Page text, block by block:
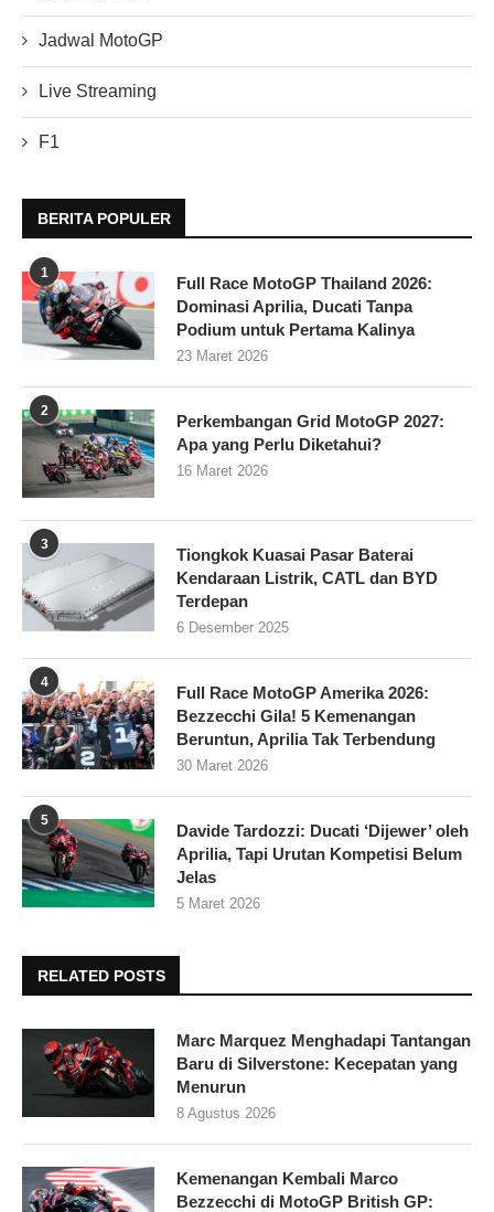
Jadwal MotoGP
Live Streaming
F1
BERITA POPULER
1
Full Race MotoGP Thailand 2026:
Dominasi Aprilia, Ducati Tanpa
Podium untuk Pertama Kalinya
23 Maret 2026
2
Perkembangan Grid MotoGP 2027:
Apa yang Perlu Diketahui?
16 Maret 2026
3
Tiongkok Kuasai Pasar Baterai
Kendaraan Listrik, CATL dan BYD
Terdepan
6 Desember 2025
4
Full Race MotoGP Amerika 2026:
Bezzecchi Gila! 5 Kemenangan
Beruntun, Aprilia Tak Terbendung
30 Maret 2026
5
Davide Tardozzi: Ducati ‘Dijewer’ oleh
Aprilia, Tapi Urutan Kompetisi Belum
Jelas
5 Maret 2026
RELATED POSTS
Marc Marquez Menghadapi Tantangan
Baru di Silverstone: Kecepatan yang
Menurun
8 Agustus 2026
Kemenangan Kembali Marco
Bezzecchi di MotoGP British GP: